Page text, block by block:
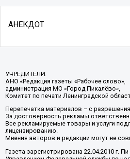
АНЕКДОТ
УЧРЕДИТЕЛИ:
АНО «Редакция газеты «Рабочее слово»,
администрация МО «Город Пикалёво»,
Комитет по печати Ленинградской
Перепечатка материалов – с
За достоверность рекламы
Все рекламируемые товары и услуги
лицензированию.
Мнения авторов и редакции могут не
Газета зарегистрирована 22.04.2010 г.